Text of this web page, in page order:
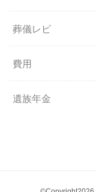
葬儀レビ
費用
遺族年金